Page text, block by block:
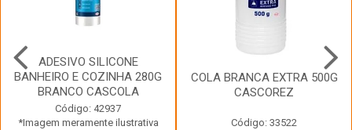
ADESIVO SILICONE
BANHEIRO E COZINHA 280G
BRANCO CASCOLA
Código: 42937
*Imagem meramente ilustrativa
COLA BRANCA EXTRA 500G
CASCOREZ
Código: 33522